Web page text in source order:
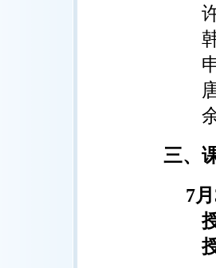
许
韩
申
唐
余
三、
7月
授
授